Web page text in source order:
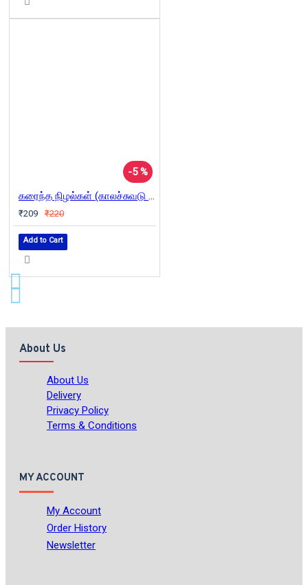
-5 %
கரைந்த நிழல்கள் (காலச்சுவடு பதிப்பகம்)
₹209 ₹220
Add to Cart
About Us
About Us
Delivery
Privacy Policy
Terms & Conditions
MY ACCOUNT
My Account
Order History
Newsletter